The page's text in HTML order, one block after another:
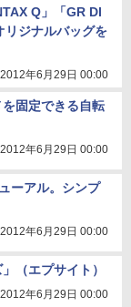
Q」「GR DI
リジナルバッグを
2012年6月29日 00:00
固定できる自転
2012年6月29日 00:00
ーアル。シンプ
2012年6月29日 00:00
（エプサイト）
2012年6月29日 00:00